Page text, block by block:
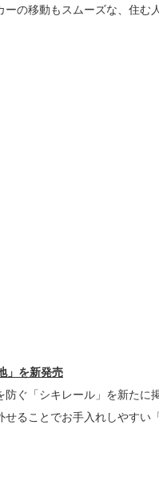
の移動もスムーズな、住む
」を新発売
ぐ「シキレール」を新たに
ることでお手入れしやすい